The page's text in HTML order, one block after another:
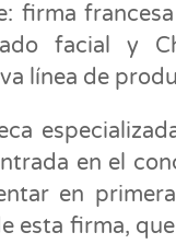
firma
facial y
línea de
en el
en
esta firma,